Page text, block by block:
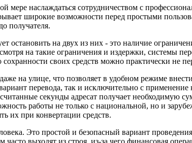
наслаждаться сотрудничеством с
широкие возможности перед простыми
получателя.
остановить на двух из них - это наличие
на такие ограничения и издержки, системы
своих средств можно практически не
на улице, что позволяет в удобном режиме
перевода, так и исключительно с применение
секунды адресат получает необходимую
работы не только с национальной, но и
их при конвертации средств.
Это простой и безопасный вариант
выходят из строя, из-за чего финансовая